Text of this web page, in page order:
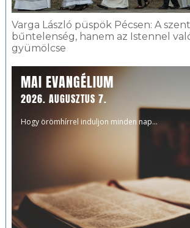
Varga László püspök Pécsen: A
bűntelenség, hanem az Istennel
gyümölcse
MAI EVANGÉLIUM
2026. AUGUSZTUS 7.
Hogy örömhírrel induljon minden nap...